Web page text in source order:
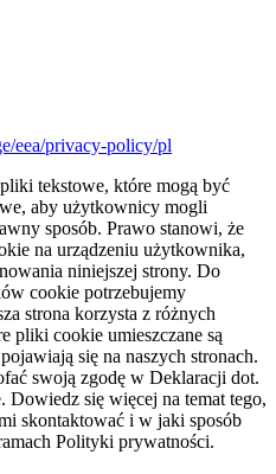
eea/privacy-policy/pl
tekstowe, które mogą być
aby użytkownicy mogli
sposób. Prawo stanowi, że
na urządzeniu użytkownika,
niniejszej strony. Do
cookie potrzebujemy
strona korzysta z różnych
pliki cookie umieszczane są
się na naszych stronach.
swoją zgodę w Deklaracji dot.
się więcej na temat tego,
skontaktować i w jaki sposób
Polityki prywatności.